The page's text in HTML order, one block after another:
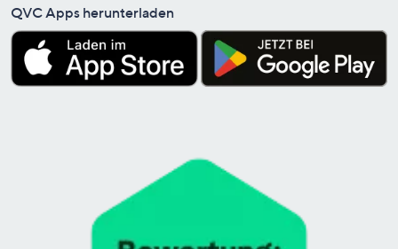
QVC Apps herunterladen